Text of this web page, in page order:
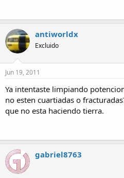
antiworldx
Excluido
Jun 19, 2011
Ya intentaste limpiando
no esten cuartiadas o
que no esta haciendo tierra.
gabriel8763